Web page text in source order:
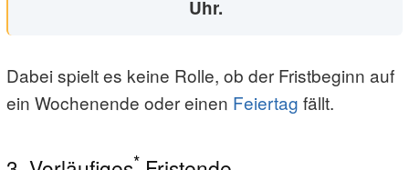
Uhr.
Dabei spielt es keine Rolle, ob der Fristbeginn auf
ein Wochenende oder einen Feiertag fällt.
*